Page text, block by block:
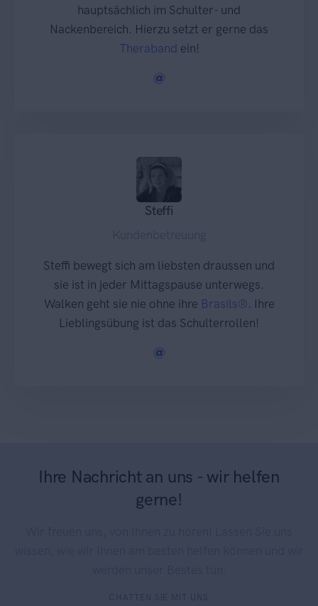
hauptsächlich im Schulter- und
Nackenbereich. Hierzu setzt er gerne das
Theraband ein!
Steffi
Kundenbetreuung
Steffi bewegt sich am liebsten draussen und
sie ist in jeder Mittagspause unterwegs.
Walken geht sie nie ohne ihre Brasils®. Ihre
Lieblingsübung ist das Schulterrollen!
Ihre Nachricht an uns - wir helfen
gerne!
CHATTEN SIE MIT UNS